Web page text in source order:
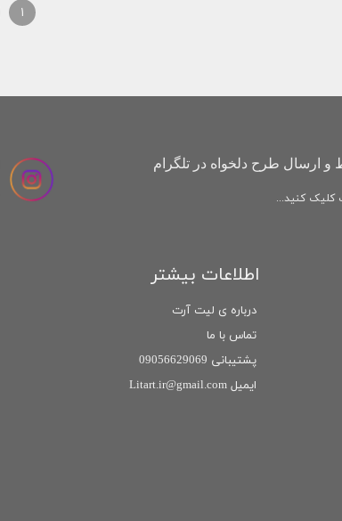
۱
و ارسال طرح دلخواه در تلگرام
کلیک کنید...
اطلاعات بیشتر
درباره ی لیت آرت
تماس با ما
پشتیبانی 09056629069
ایمیل Litart.ir@gmail.com